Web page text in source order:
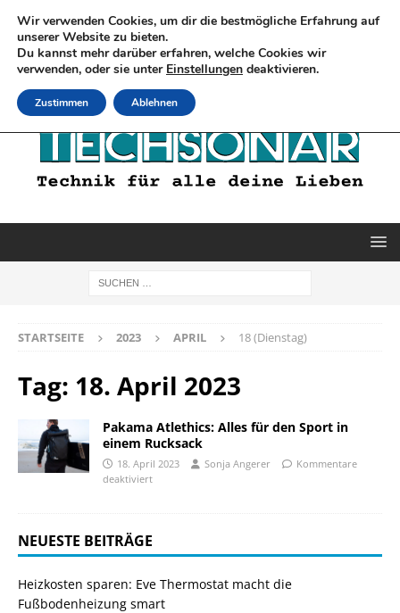
STARTSEITE 2023 APRIL 18 (Dienstag)
Tag: 18. April 2023
Pakama Atlethics: Alles für den Sport in
einem Rucksack
18. April 2023 Sonja Angerer
Kommentare
deaktiviert
NEUESTE BEITRÄGE
Heizkosten sparen: Eve Thermostat macht die
Fußbodenheizung smart
Wir verwenden Cookies, um dir die bestmögliche Erfahrung auf
unserer Website zu bieten.
Du kannst mehr darüber erfahren, welche Cookies wir
verwenden, oder sie unter Einstellungen deaktivieren.
Zustimmen Ablehnen